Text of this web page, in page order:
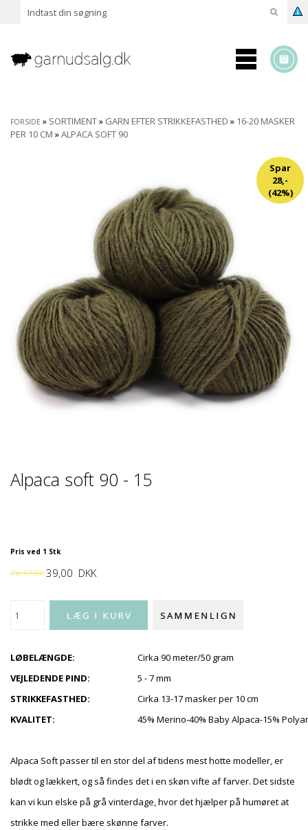
FORSIDE » SORTIMENT» GARN EFTER STRIKKEFASTHED » 16-20 MASKER
PER 10 CM »ALPACA SOFT 90
Spar
28,-
(42%)
Alpaca soft 90 - 15
Pris ved 1 Stk
(Før67,00) 39,00 DKK
LØBELÆNGDE:
VEJLEDENDE PIND:
STRIKKEFASTHED:
KVALITET:
Cirka 90 meter/50 gram
5 - 7 mm
Cirka 13-17 masker per 10 cm
45% Merino-40% Baby Alpaca-15%
Alpaca Soft passer til en stor del af tidens mest hotte modeller, er
blødt og lækkert, og så findes det i en skøn vifte af farver. Det sidste
kan vi kun elske på grå vinterdage, hvor det hjælper på humøret at
strikke med eller bære skønne farver.